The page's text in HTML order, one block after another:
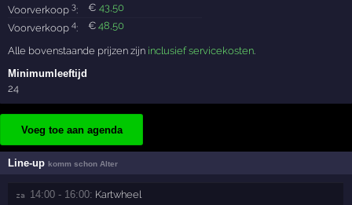
Voorverkoop3: € 43 ,50
Voorverkoop4: €48 ,50
Alle bovenstaande prijzen zijn inclusief servicekosten
Minimumleeftijd
24
Voeg toe aan agenda
Line-upkomm schon Alter
za 14:00 - 16:00: Kartwheel